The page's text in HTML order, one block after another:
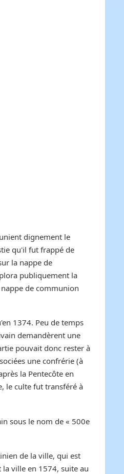
dignement le
qu'il fut frappé de
la nappe de
publiquement la
de communion
1374. Peu de temps
demandèrent une
pouvait donc rester à
une confrérie (à
la Pentecôte en
le culte fut transféré à
sous le nom de « 500e
de la ville, qui est
ville en 1574, suite au